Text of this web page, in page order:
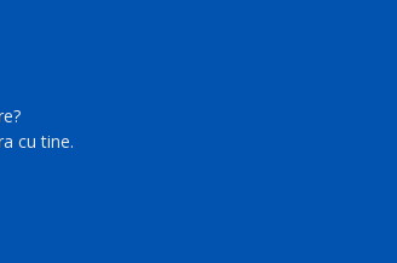
cu tine.